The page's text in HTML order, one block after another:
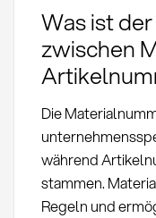
Was ist
zwischen
Die
während
stammen.
Regeln und